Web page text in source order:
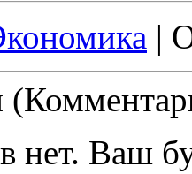
|
нет. Ваш